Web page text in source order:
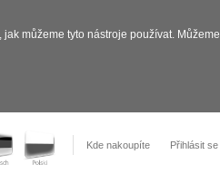
můžeme tyto nástroje používat. Můžeme
Kde nakoupíte Přihlásit se